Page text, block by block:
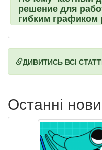
решение для
гибким графиком
ДИВИТИСЬ ВСІ
Останні